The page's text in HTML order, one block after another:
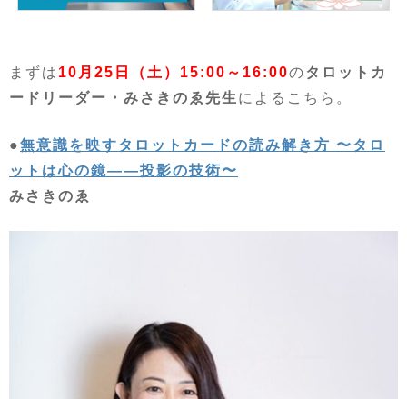
まずは 10月25日（土）15:00～16:00の タロットカ
ードリーダー・みさきのゑ先生 によるこちら。
●無意識を映すタロットカードの読み解き方 〜タロ
ットは心の鏡——投影の技術〜
みさきのゑ